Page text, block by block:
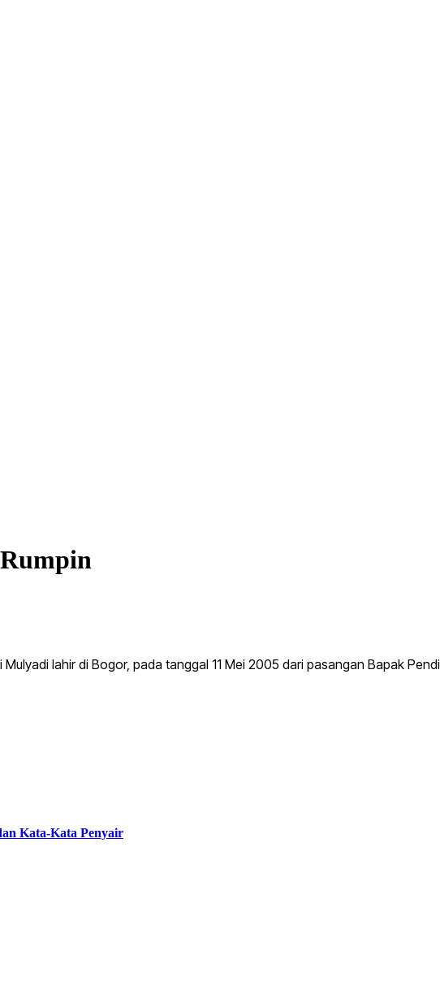
Mulyadi lahir di Bogor, pada tanggal 11 Mei 2005 dari pasangan Bapak
Kata-Kata Penyair